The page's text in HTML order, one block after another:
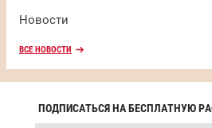
Новости
ВСЕ НОВОСТИ
ПОДПИСАТЬСЯ НА БЕСПЛАТНУЮ